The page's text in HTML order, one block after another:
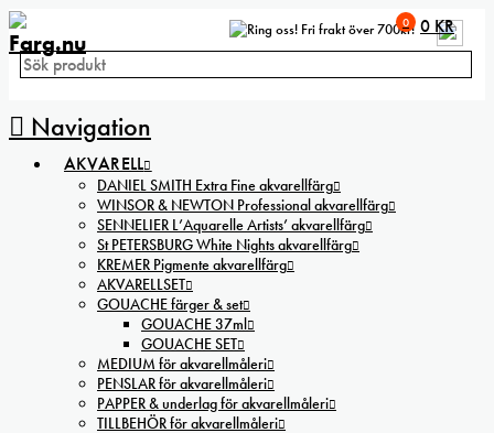
Fri frakt över 700kr!
Navigation
0 0 KR
AKVARELL
DANIEL SMITH Extra Fine akvarellfärg
WINSOR & NEWTON Professional akvarellfärg
SENNELIER L’Aquarelle Artists’ akvarellfärg
St PETERSBURG White Nights akvarellfärg
KREMER Pigmente akvarellfärg
AKVARELLSET
GOUACHE färger & set
GOUACHE 37ml
GOUACHE SET
MEDIUM för akvarellmåleri
PENSLAR för akvarellmåleri
PAPPER & underlag för akvarellmåleri
TILLBEHÖR för akvarellmåleri